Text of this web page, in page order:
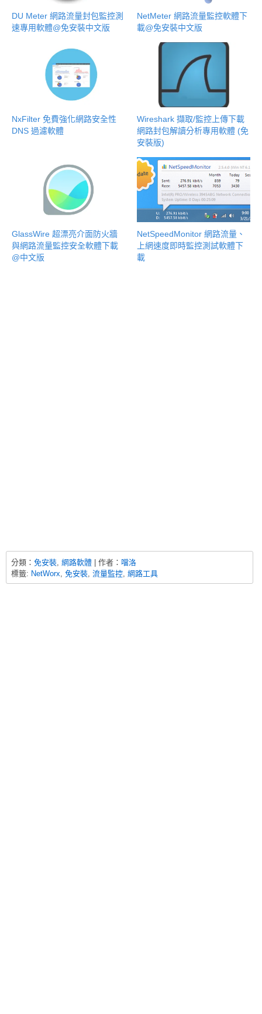
DU Meter 網路流量封包監控測
速專用軟體@免安裝中文版
NetMeter 網路流量監控軟體下
載@免安裝中文版
NxFilter 免費強化網路安全性
DNS 過濾軟體
Wireshark 擷取/監控上傳下載
網路封包解讀分析專用軟體 (免
安裝版)
GlassWire 超漂亮介面防火牆
與網路流量監控安全軟體下載
@中文版
NetSpeedMonitor 網路流量、
上網速度即時監控測試軟體下
載
分類： 免安裝 網路軟體 | 作者： 噹洛
標籤: NetWorx 免安裝 流量監控 網路工具